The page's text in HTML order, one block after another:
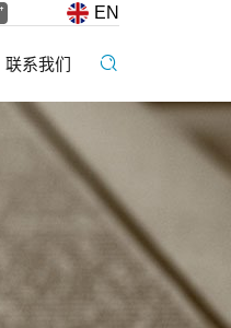
EN
联系我们